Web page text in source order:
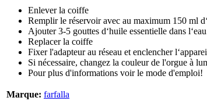
Enlever la coiffe
Remplir le réservoir avec au maximum 150 ml
Ajouter 3-5 gouttes d‘huile essentielle dans
Replacer la coiffe
Fixer l'adapteur au réseau et enclencher
Si nécessaire, changez la couleur de l'orgue à
Pour plus d'informations voir le mode d'emploi!
Marque: farfalla